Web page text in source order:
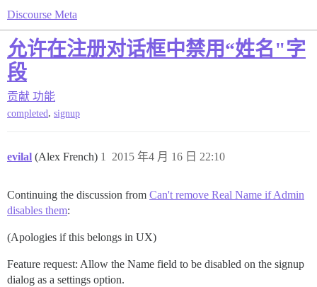
Discourse Meta
允许在注册对话框中禁用“姓名"字
段
贡献 功能
completed, signup
evilal (Alex French) 2015 年4 月 16 日 22:10
1
Continuing the discussion from Can't remove Real Name if Admin
disables them:
(Apologies if this belongs in UX)
Feature request: Allow the Name field to be disabled on the signup
dialog as a settings option.